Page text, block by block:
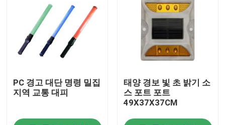
PC 경고 대단 명령 밀집
지역 교통 대피
태양 경보 빛 초 밝기 소
스 포트 포트
49X37X37CM